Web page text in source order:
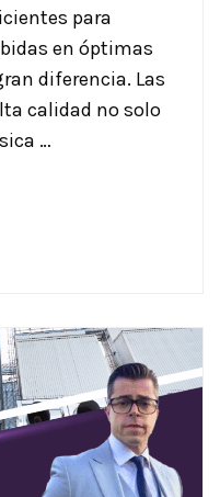
para
en óptimas
diferencia. Las
calidad no solo
…